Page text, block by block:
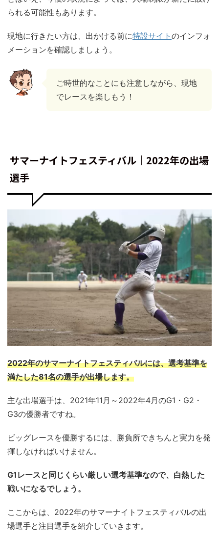
られる可能性もあります。
現地に行きたい方は、出かける前に特設サイト のインフォ
メーションを確認しましょう。
ご時世的なことにも注意しながら、現地
でレースを楽しもう！
サマーナイトフェスティバル｜2022年の出場
選手
2022年のサマーナイトフェスティバルには、選考基準を
満たした81名の選手が出場します。
主な出場選手は、2021年11月～2022年4月のG1・G2・
G3の優勝者ですね。
ビッグレースを優勝するには、勝負所できちんと実力を発
揮しなければいけません。
G1レースと同じくらい厳しい選考基準なので、白熱した
戦いになるでしょう。
ここからは、2022年のサマーナイトフェスティバルの出
場選手と注目選手を紹介していきます。